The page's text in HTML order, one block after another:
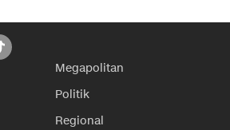
Megapolitan
Politik
Regional